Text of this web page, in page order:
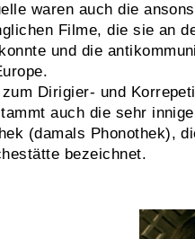
waren auch die
Filme, die sie an
und die
Dirigier- und
auch die sehr
(damals Phonothek),
bezeichnet.